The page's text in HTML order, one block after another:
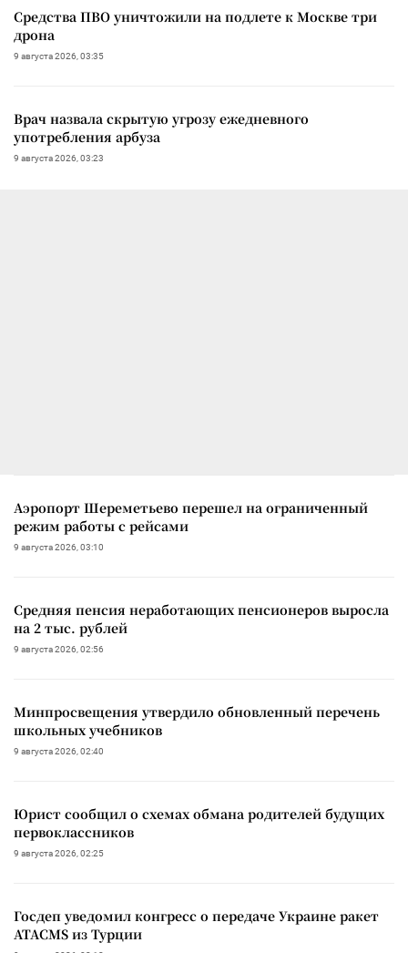
Средства ПВО уничтожили на подлете к Москве три
дрона
9 августа 2026, 03:35
Врач назвала скрытую угрозу ежедневного
употребления арбуза
9 августа 2026, 03:23
Аэропорт Шереметьево перешел на ограниченный
режим работы с рейсами
9 августа 2026, 03:10
Средняя пенсия неработающих пенсионеров выросла
на 2 тыс. рублей
9 августа 2026, 02:56
Минпросвещения утвердило обновленный перечень
школьных учебников
9 августа 2026, 02:40
Юрист сообщил о схемах обмана родителей будущих
первоклассников
9 августа 2026, 02:25
Госдеп уведомил конгресс о передаче Украине ракет
ATACMS из Турции